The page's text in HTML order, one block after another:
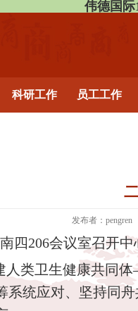
伟德国际
科研工作 员工工作
发布者：pengren
四206会议室召开
人类卫生健康共同
系统应对、坚持同